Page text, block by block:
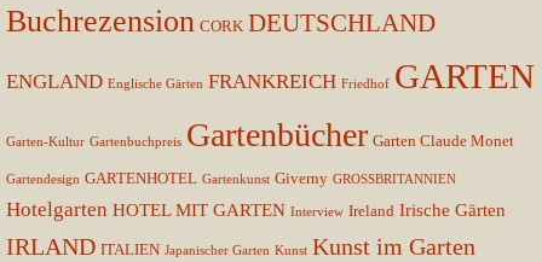
Buchrezension CORK DEUTSCHLAND
ENGLAND Englische Gärten FRANKREICH Friedhof GARTEN
Garten-Kultur Gartenbuchpreis Gartenbücher Garten Claude Monet
Gartendesign GARTENHOTEL Gartenkunst Giverny GROSSBRITANNIEN
Hotelgarten HOTEL MIT GARTEN Interview Ireland Irische Gärten
IRLAND ITALIEN Japanischer Garten Kunst Kunst im Garten